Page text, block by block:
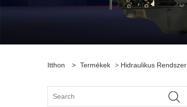
Itthon > Termékek > Hidraulikus Rendszer